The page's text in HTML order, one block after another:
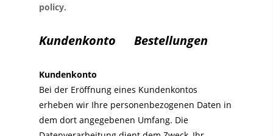
policy.
Kundenkonto Bestellungen
Kundenkonto
Bei der Eröffnung eines Kundenkontos
erheben wir Ihre personenbezogenen Daten in
dem dort angegebenen Umfang. Die